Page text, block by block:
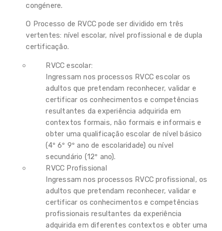
congénere.
O Processo de RVCC pode ser dividido em três
vertentes: nível escolar, nível profissional e de dupla
certificação.
RVCC escolar:
Ingressam nos processos RVCC escolar os
adultos que pretendam reconhecer, validar e
certificar os conhecimentos e competências
resultantes da experiência adquirida em
contextos formais, não formais e informais e
obter uma qualificação escolar de nível básico
(4º 6º 9º ano de escolaridade) ou nível
secundário (12º ano).
RVCC Profissional
Ingressam nos processos RVCC profissional, os
adultos que pretendam reconhecer, validar e
certificar os conhecimentos e competências
profissionais resultantes da experiência
adquirida em diferentes contextos e obter uma